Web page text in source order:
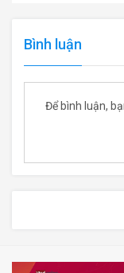
Bình luận
Để bình luận,